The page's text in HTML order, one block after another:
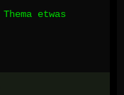
etwas